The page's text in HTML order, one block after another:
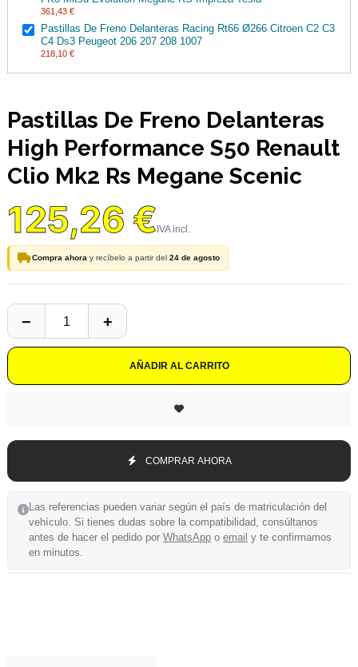
361,43 €
Pastillas De Freno Delanteras Racing Rt66 Ø266 Citroen C2 C3
C4 Ds3 Peugeot 206 207 208 1007
218,10 €
Pastillas De Freno Delanteras
High Performance S50 Renault
Clio Mk2 Rs Megane Scenic
125,26 €
Compra ahora y recíbelo a partir del 24 de agosto
AÑADIR AL CARRITO
COMPRAR AHORA
Las referencias pueden variar según el país de matriculación del
vehículo. Si tienes dudas sobre la compatibilidad, consúltanos
antes de hacer el pedido por WhatsApp o email y te confirmamos
en minutos.